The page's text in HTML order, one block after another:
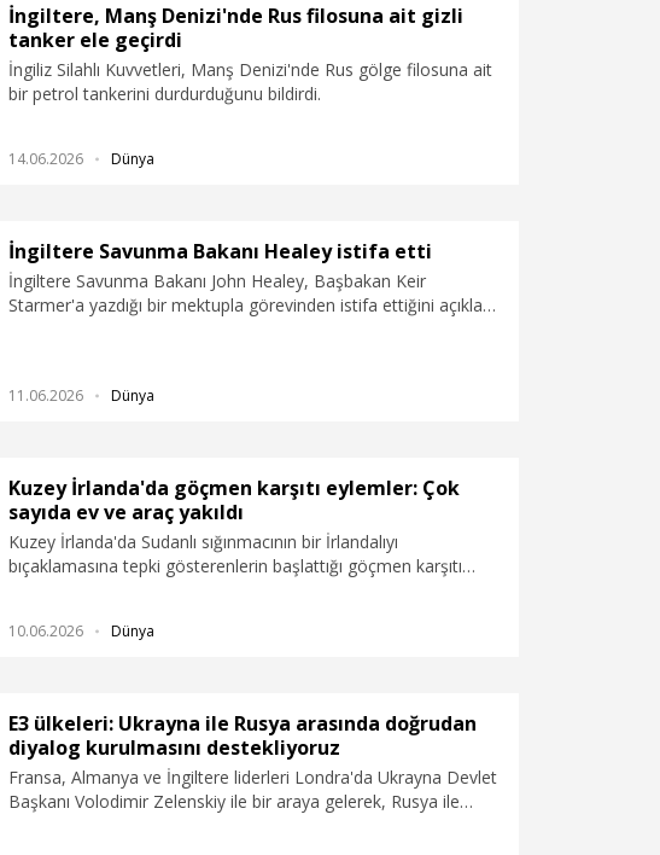
İngiltere, Manş Denizi'nde Rus filosuna ait gizli
tanker ele geçirdi
İngiliz Silahlı Kuvvetleri, Manş Denizi'nde Rus gölge filosuna ait
bir petrol tankerini durdurduğunu bildirdi.
14.06.2026 Dünya
İngiltere Savunma Bakanı Healey istifa etti
İngiltere Savunma Bakanı John Healey, Başbakan Keir
Starmer'a yazdığı bir mektupla görevinden istifa ettiğini açıkladı.
yetersiz kalmasını gösterdi.
11.06.2026 Dünya
Kuzey İrlanda'da göçmen karşıtı eylemler: Çok
sayıda ev ve araç yakıldı
Kuzey İrlanda'da Sudanlı sığınmacının bir İrlandalıyı
bıçaklamasına tepki gösterenlerin başlattığı göçmen karşıtı
10.06.2026 Dünya
E3 ülkeleri: Ukrayna ile Rusya arasında doğrudan
diyalog kurulmasını destekliyoruz
Fransa, Almanya ve İngiltere liderleri Londra'da Ukrayna Devlet
Başkanı Volodimir Zelenskiy ile bir araya gelerek, Rusya ile